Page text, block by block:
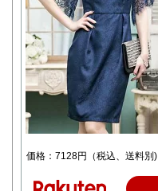
価格：7128円（税込、送料別)